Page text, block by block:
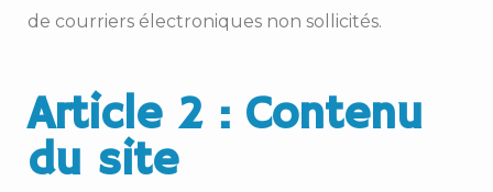
de courriers électroniques non sollicités.
Article 2 : Contenu
du site